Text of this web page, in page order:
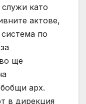
като
актове,
по
ще
арх.
в дирекция